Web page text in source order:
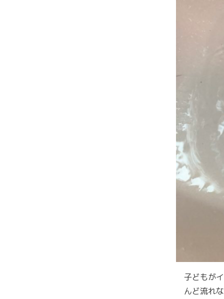
子どもが
んど流れ